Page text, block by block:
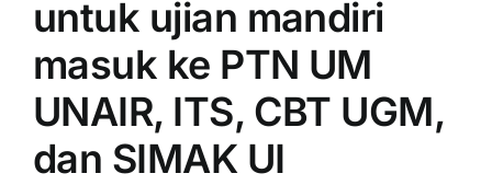
untuk ujian mandiri
masuk ke PTN UM
UNAIR, ITS, CBT UGM,
dan SIMAK UI